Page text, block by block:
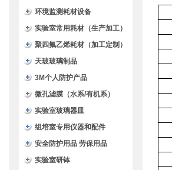
环境监测耗材设备
实验室常用耗材（生产加工）
聚四氟乙烯耗材（加工定制）
天玻玻璃制品
3M个人防护产品
微孔滤膜（水系/有机系）
实验室玻璃器皿
组培室专用仪器和配件
安全防护用品 劳保用品
实验室研钵